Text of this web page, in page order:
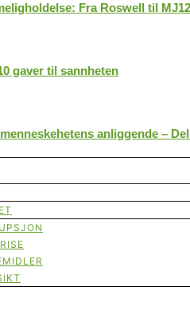
Fra Roswell til
gaver til sannheten
anliggende –